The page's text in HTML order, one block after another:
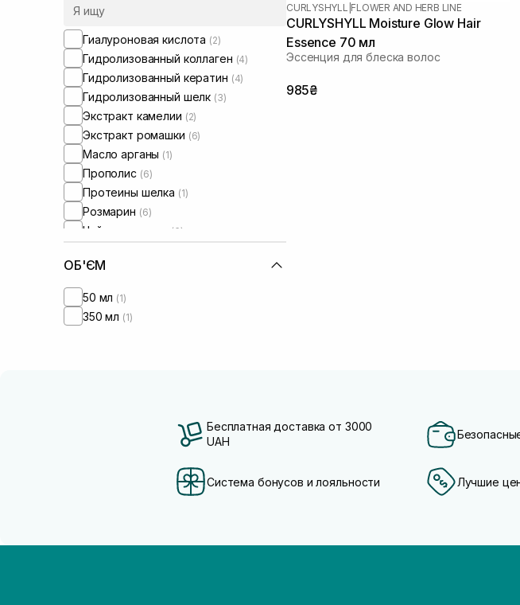
Гиалуроновая кислота (2)
Гидролизованный коллаген (4)
Гидролизованный кератин (4)
Гидролизованный шелк (3)
Экстракт камелии (2)
Экстракт ромашки (6)
Масло арганы (1)
Прополис (6)
Протеины шелка (1)
Розмарин (6)
Чайное дерево (6)
ОБ'ЄМ
50 мл (1)
350 мл (1)
CURLYSHYLL FLOWER AND HERB LINE
CURLYSHYLL Moisture Glow Hair
Essence 70 мл
Эссенция для блеска волос
985₴
Бесплатная доставка от 3000
UAH
Система бонусов и лояльности Лучшие